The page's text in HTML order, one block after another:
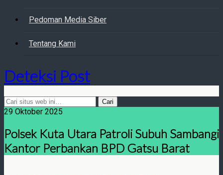
Pedoman Media Siber
Tentang Kami
Deteksi Post
29 Oktober 2025
Polsek Kuta Utara Patroli Subuh Sambangi
Kantor Perbankan BPD Gatsu Barat